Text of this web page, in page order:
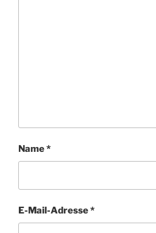
Name*
E-Mail-Adresse*